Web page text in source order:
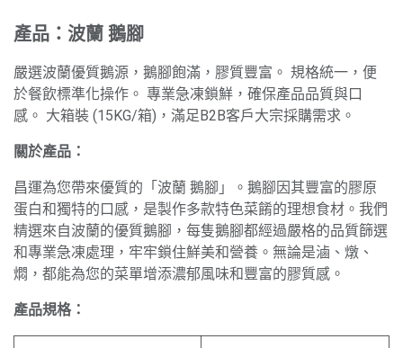
產品：波蘭 鵝腳
嚴選波蘭優質鵝源，鵝腳飽滿，膠質豐富。 規格統一，便
於餐飲標準化操作。 專業急凍鎖鮮，確保產品品質與口
感。 大箱裝 (15KG/箱)，滿足B2B客戶大宗採購需求。
關於產品：
昌運為您帶來優質的「波蘭 鵝腳」。鵝腳因其豐富的膠原
蛋白和獨特的口感，是製作多款特色菜餚的理想食材。我們
精選來自波蘭的優質鵝腳，每隻鵝腳都經過嚴格的品質篩選
和專業急凍處理，牢牢鎖住鮮美和營養。無論是滷、燉、
燜，都能為您的菜單增添濃郁風味和豐富的膠質感。
產品規格：